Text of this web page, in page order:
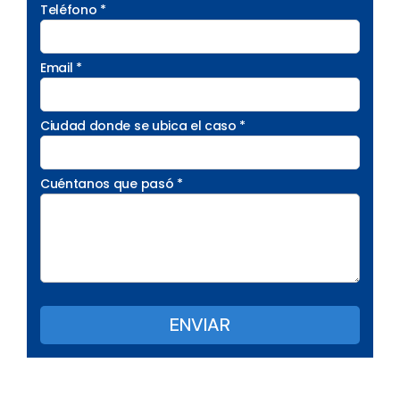
Teléfono *
Email *
Ciudad donde se ubica el caso *
Cuéntanos que pasó *